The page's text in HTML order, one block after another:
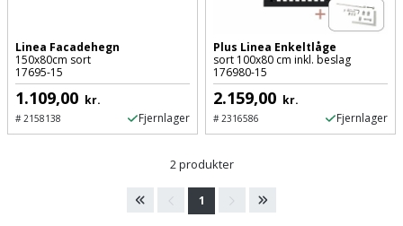
og
vindspærre
Dør,
Brolæggerværktøj
Byggepladshegn
Bajonetsavklinge
Bånd-
og
Hækkeklipper
Havetraktor
og
bålsted
Batterier
Gulvplejemidler
Malerværktøj
og
vandhaner
Badeværelse
Børn
Dame
Outlet
Tilbudsavis
Linea Facadehegn
150x80cm sort
17695-15
1.109,00 kr.
#2158138 Fjernlager
Plus Linea Enkeltlåge
sort 100x80 cm inkl. beslag
176980-15
2.159,00 kr.
#2316586 Fjernlager
2 produkter
1